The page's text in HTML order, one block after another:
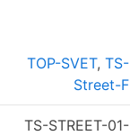
TOP-SVET, TS-
Street-F
TS-STREET-01-